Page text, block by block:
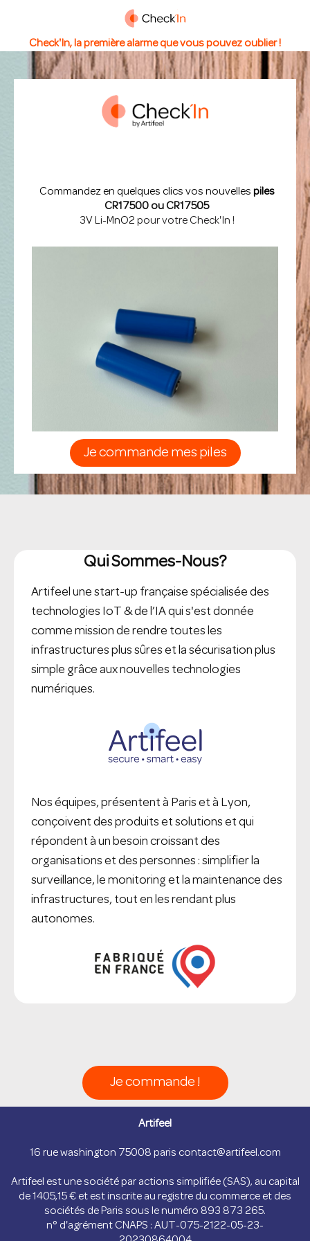
Check'In, la première alarme que vous pouvez oublier !
Commandez en quelques clics vos nouvelles piles
CR17500 ou CR17505
3V Li-MnO2 pour votre Check'In !
Je commande mes piles
Qui Sommes-Nous?
Artifeel une start-up française spécialisée des
technologies IoT & de l’IA qui s'est donnée
comme mission de rendre toutes les
infrastructures plus sûres et la sécurisation plus
simple grâce aux nouvelles technologies
numériques.
Nos équipes, présentent à Paris et à Lyon,
conçoivent des produits et solutions et qui
répondent à un besoin croissant des
organisations et des personnes : simplifier la
surveillance, le monitoring et la maintenance des
infrastructures, tout en les rendant plus
autonomes.
Je commande !
Artifeel
16 rue washington 75008 paris contact@artifeel.com
Artifeel est une société par actions simplifiée (SAS), au capital
de 1405,15 € et est inscrite au registre du commerce et des
sociétés de Paris sous le numéro 893 873 265.
n° d'agrément CNAPS : AUT-075-2122-05-23-